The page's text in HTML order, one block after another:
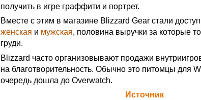
получить в игре граффити и портрет.
Вместе с этим в магазине Blizzard Gear стали
женская и мужская, половина выручки за которые
груди.
Blizzard часто организовывают продажи
на благотворительность. Обычно это питомцы для
очередь дошла до Overwatch.
Источник